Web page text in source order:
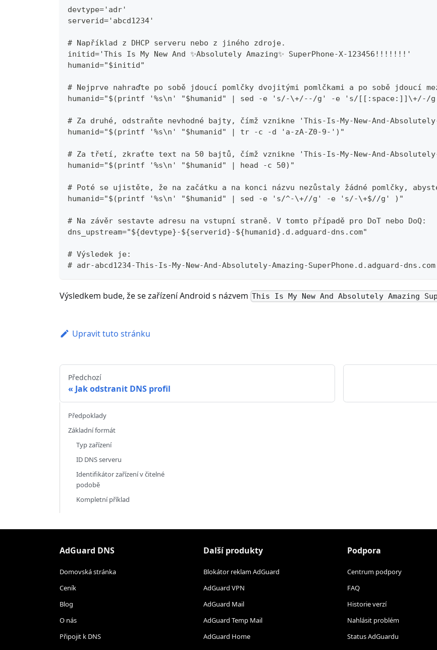
devtype='adr'
serverid='abcd1234'
# Například z DHCP serveru nebo z jiného zdroje.
initid='This Is My New And ✨Absolutely Amazing✨ SuperPhone-X-123456!!!!!!!'
humanid="$initid"
# Nejprve nahraďte po sobě jdoucí pomlčky dvojitými pomlčkami a po sobě jdoucí
humanid="$(printf '%s\n' "$humanid" | sed -e 's/-\+/--/g' -e 's/[[:space:]]\+/-/
# Za druhé, odstraňte nevhodné bajty, čímž vznikne 'This-Is-My-New-And-Absolutely-
humanid="$(printf '%s\n' "$humanid" | tr -c -d 'a-zA-Z0-9-')"
# Za třetí, zkraťte text na 50 bajtů, čímž vznikne 'This-Is-My-New-And-Absolutely-
humanid="$(printf '%s\n' "$humanid" | head -c 50)"
# Poté se ujistěte, že na začátku a na konci názvu nezůstaly žádné pomlčky,
humanid="$(printf '%s\n' "$humanid" | sed -e 's/^-\+//g' -e 's/-\+$//g' )"
# Na závěr sestavte adresu na vstupní straně. V tomto případě pro DoT nebo DoQ:
dns_upstream="${devtype}-${serverid}-${humanid}.d.adguard-dns.com"
# Výsledek je:
# adr-abcd1234-This-Is-My-New-And-Absolutely-Amazing-SuperPhone.d.adguard-dns.com
Výsledkem bude, že se zařízení Android s názvem This Is My New And Absolutely Amazing
Upravit tuto stránku
Předchozí
Jak odstranit DNS profil
Předpoklady
Základní formát
Typ zařízení
ID DNS serveru
Identifikátor zařízení v čitelné
podobě
Kompletní příklad
AdGuard DNS
Domovská stránka
Ceník
Blog
O nás
Připojit k DNS
Další produkty
Blokátor reklam AdGuard
AdGuard VPN
AdGuard Mail
AdGuard Temp Mail
AdGuard Home
Podpora
Centrum podpory
FAQ
Historie verzí
Nahlásit problém
Status AdGuardu